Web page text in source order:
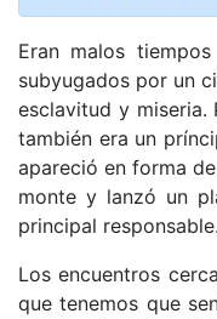
Eran malos
subyugados por un
esclavitud y miseria.
también era un
apareció en forma
monte y lanzó un
principal responsable.
Los encuentros
que tenemos que